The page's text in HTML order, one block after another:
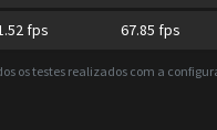
fps 67.85 fps
os testes realizados com a